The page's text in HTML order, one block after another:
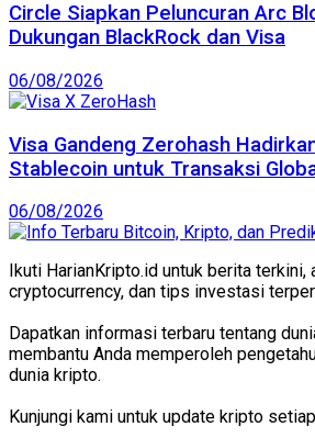
Circle Siapkan Peluncuran Arc
Dukungan BlackRock dan Visa
06/08/2026
Visa Gandeng Zerohash
Stablecoin untuk Transaksi
06/08/2026
Ikuti HarianKripto.id untuk berita
cryptocurrency, dan tips investasi
Dapatkan informasi terbaru tentang
membantu Anda memperoleh
dunia kripto.
Kunjungi kami untuk update kripto